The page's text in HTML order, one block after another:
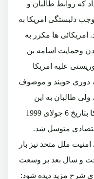
رخ داد که روابط طالبان و
دلبستگی امریکا به
امریکائی ها مکرر به
وحمایت اسامه بن
علیه امریکا
دوری جویند و موصوف
ولی طالبان به این
اخطارها توجه و اعتنا نکردند. امریکا بتاریخ 6 جولای 1999
متوسل شد.
امنیت ملل متحد نیز بار
و سال بعد بر وسعت
شرح مزید دیده شود: